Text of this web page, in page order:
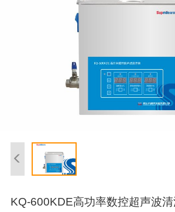
KQ-600KDE高功率数控超声波